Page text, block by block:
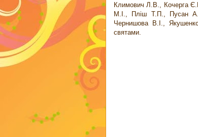
Климович Л.В., Кочерга
М.І., Пліш Т.П., Пусан
Чернишова В.І.,
святами.